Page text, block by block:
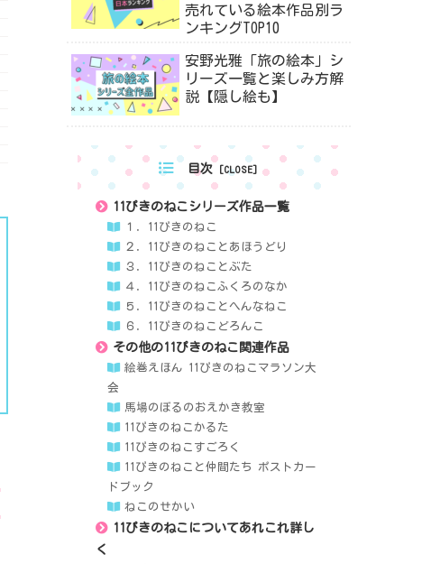
売れている絵本作品別ラ
ンキングTOP10
安野光雅「旅の絵本」シ
リーズ一覧と楽しみ方解
説【隠し絵も】
目次
11ぴきのねこシリーズ作品一覧
１．11ぴきのねこ
２．11ぴきのねことあほうどり
３．11ぴきのねことぶた
４．11ぴきのねこふくろのなか
５．11ぴきのねことへんなねこ
６．11ぴきのねこどろんこ
その他の11ぴきのねこ関連作品
絵巻えほん 11ぴきのねこマラソン大
会
馬場のぼるのおえかき教室
11ぴきのねこかるた
11ぴきのねこすごろく
11ぴきのねこと仲間たち ポストカー
ドブック
ねこのせかい
11ぴきのねこについてあれこれ詳し
く